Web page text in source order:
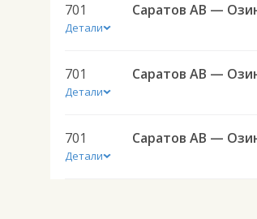
701
Детали
Саратов АВ —
701
Детали
Саратов АВ —
701
Детали
Саратов АВ —